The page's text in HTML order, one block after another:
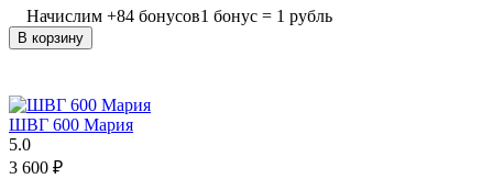
Начислим +84 бонусов1 бонус = 1 рубль
В корзину
ШВГ 600 Мария
5.0
3 600 ₽